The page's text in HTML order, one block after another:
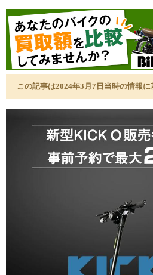
この記事は2024年3月7日当時の情報に